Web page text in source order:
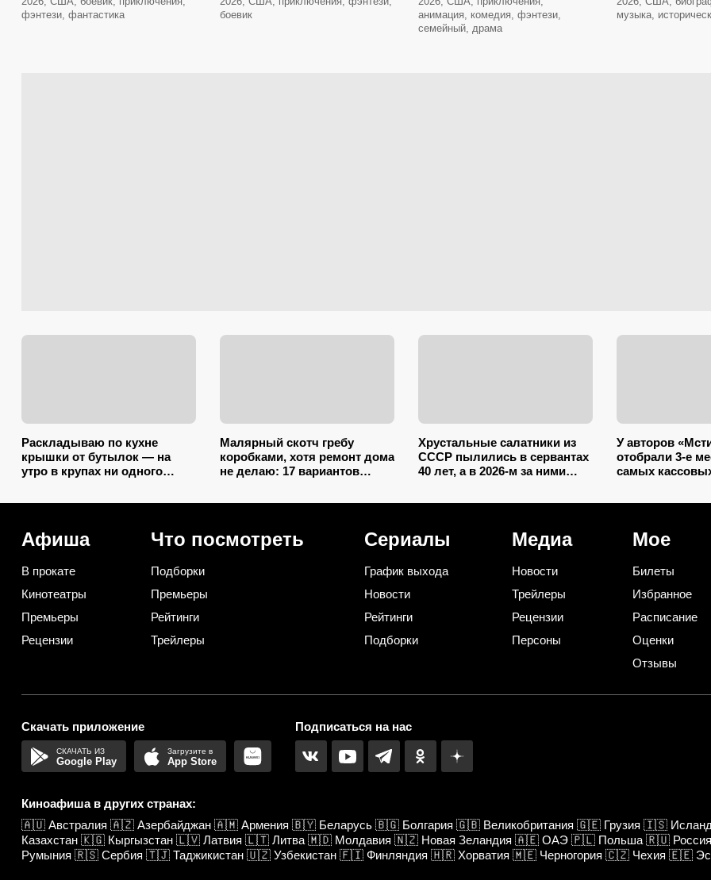
фэнтези, фантастика
боевик
анимация, комедия, фэнтези,
семейный, драма
музыка,
Раскладываю по кухне
крышки от бутылок — на
утро в крупах ни одного
Малярный скотч гребу
коробками, хотя ремонт дома
не делаю: 17 вариантов
Хрустальные салатники из
СССР пылились в сервантах
40 лет, а в 2026-м за ними
У авторов
отобрали 3-е
самых
Афиша
В прокате
Кинотеатры
Премьеры
Рецензии
Что посмотреть
Подборки
Премьеры
Рейтинги
Трейлеры
Сериалы
График выхода
Новости
Рейтинги
Подборки
Медиа
Новости
Трейлеры
Рецензии
Персоны
Мое
Билеты
Избранное
Расписание
Оценки
Отзывы
Скачать приложение
Google Play App Store
Подписаться на нас
Киноафиша в других странах:
🇦🇺 Австралия 🇦🇿 Азербайджан 🇦🇲 Армения 🇧🇾 Беларусь 🇧🇬 Болгария 🇬🇧 Великобритания 🇬🇪 Грузия 🇮🇸
Казахстан 🇰🇬 Кыргызстан 🇱🇻 Латвия 🇱🇹 Литва 🇲🇩 Молдавия 🇳🇿 Новая Зеландия 🇦🇪 ОАЭ 🇵🇱 Польша 🇷🇺 Россия
Румыния 🇷🇸 Сербия 🇹🇯 Таджикистан 🇺🇿 Узбекистан 🇫🇮 Финляндия 🇭🇷 Хорватия 🇲🇪 Черногория 🇨🇿 Чехия 🇪🇪